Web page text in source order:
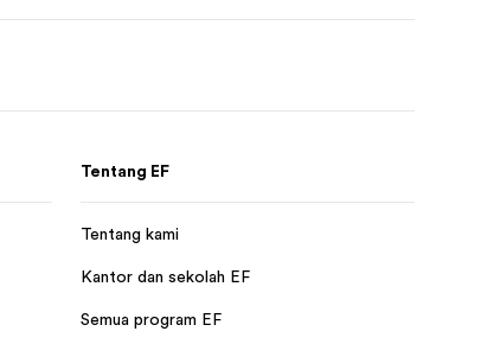
Tentang EF
Tentang kami
Kantor dan sekolah EF
Semua program EF